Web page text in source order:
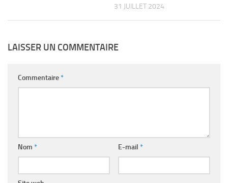
31 JUILLET 2024
LAISSER UN COMMENTAIRE
Commentaire*
Nom * E-mail *